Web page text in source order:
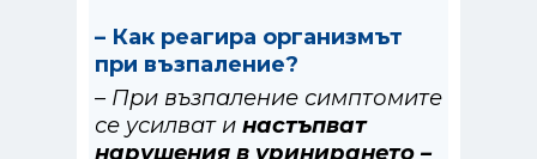
– Как реагира организмът
при възпаление?
– При възпаление симптомите
се усилват и настъпват
нарушения в уринирането –